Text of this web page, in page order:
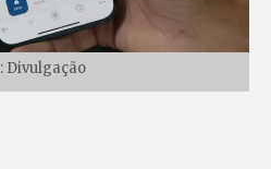
Divulgação